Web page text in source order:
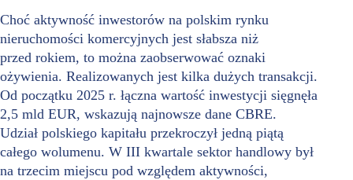
Choć aktywność inwestorów na polskim rynku
nieruchomości komercyjnych jest słabsza niż
przed rokiem, to można zaobserwować oznaki
ożywienia. Realizowanych jest kilka dużych transakcji.
Od początku 2025 r. łączna wartość inwestycji sięgnęła
2,5 mld EUR, wskazują najnowsze dane CBRE.
Udział polskiego kapitału przekroczył jedną piątą
całego wolumenu. W III kwartale sektor handlowy był
na trzecim miejscu pod względem aktywności,